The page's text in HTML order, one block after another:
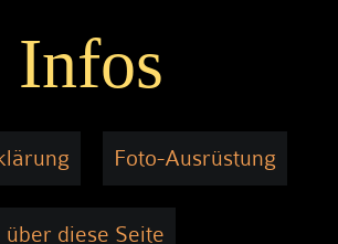
Infos
Foto-Ausrüstung
über diese Seite